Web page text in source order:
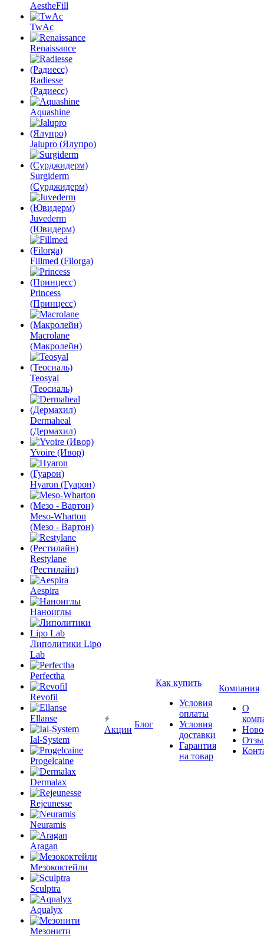
AestheFill
TwAc
Renaissance
Radiesse
(Радиесс)
Aquashine
Jalupro (Ялупро)
Surgiderm
(Сурджидерм)
Juvederm
(Ювидерм)
Fillmed (Filorga)
Princess
(Принцесс)
Macrolane
(Макролейн)
Teosyal
(Теосиаль)
Dermaheal
(Дермахил)
Yvoire (Ивор)
Hyaron (Гуарон)
Meso-Wharton
(Мезо - Вартон)
Restylane
(Рестилайн)
Aespira
Наноиглы
Липолитики Lipo
Lab
Perfectha
Revofil
Ellanse
Ial-System
Progelcaine
Dermalax
Rejeunesse
Neuramis
Aragan
Мезококтейли
Sculptra
Aqualyx
Мезонити
Акции
Блог
Как купить
Условия
оплаты
Условия
доставки
Гарантия
на товар
Компания
О